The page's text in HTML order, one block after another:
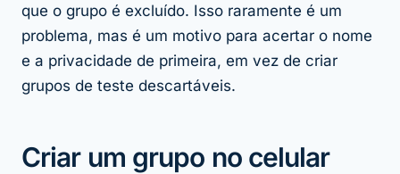
que o grupo é excluído. Isso raramente é um
problema, mas é um motivo para acertar o nome
e a privacidade de primeira, em vez de criar
grupos de teste descartáveis.
Criar um grupo no celular